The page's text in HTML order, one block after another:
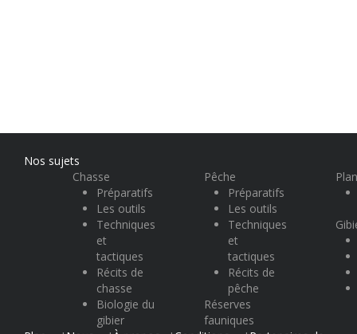
Nos sujets
Chasse
Préparatifs
Les outils
Techniques
et
tactiques
Récits de
chasse
Biologie du
gibier
Pêche
Préparatifs
Les outils
Techniques
et
tactiques
Récits de
pêche
Réserves
fauniques